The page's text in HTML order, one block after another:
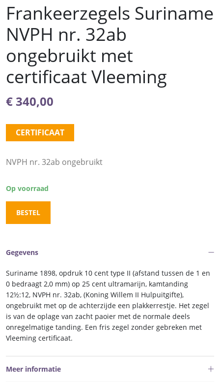
Frankeerzegels Suriname
NVPH nr. 32ab
ongebruikt met
certificaat Vleeming
€ 340,00
CERTIFICAAT
NVPH nr. 32ab ongebruikt
Op voorraad
BESTEL
Gegevens
Suriname 1898, opdruk 10 cent type II (afstand tussen de 1 en
0 bedraagt 2,0 mm) op 25 cent ultramarijn, kamtanding
12½:12, NVPH nr. 32ab, (Koning Willem II Hulpuitgifte),
ongebruikt met op de achterzijde een plakkerrestje. Het zegel
is van de oplage van zacht paoier met de normale deels
onregelmatige tanding. Een fris zegel zonder gebreken met
Vleeming certificaat.
Meer informatie